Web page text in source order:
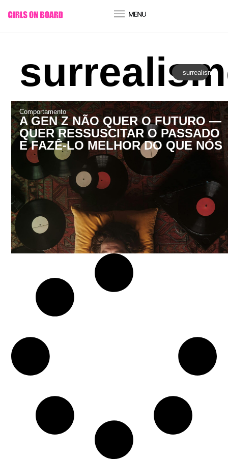
conteúdo
surrealismo
Comportamento
A GEN Z NÃO QUER O FUTURO —
QUER RESSUSCITAR O PASSADO
E FAZÊ-LO MELHOR DO QUE NÓS